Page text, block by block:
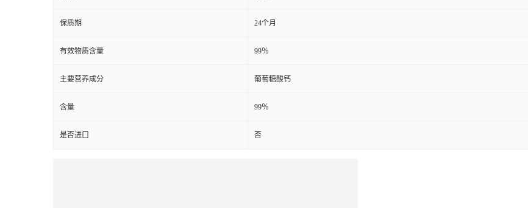
保质期 24个月
有效物质含量 99％
主要营养成分 葡萄糖酸钙
含量 99％
是否进口 否